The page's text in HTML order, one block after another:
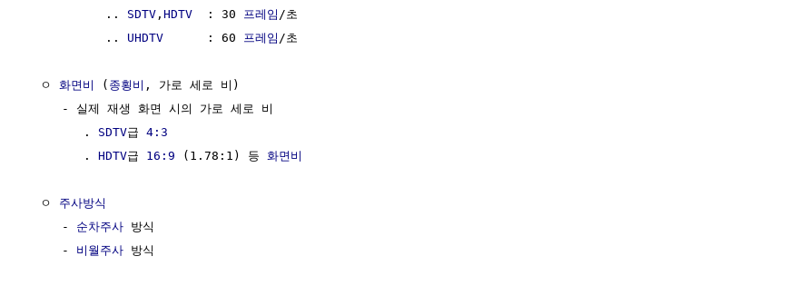
           ..
SDTV , HDTV
  : 30
프레임 /초
           ..
UHDTV
      : 60
프레임 /초
  ㅇ
화면비 ( 종횡비 , 가로 세로 비)
     - 실제 재생 화면 시의 가로 세로 비
        .
SDTV급 4:3
        .
HDTV급 16:9 (1.78:1) 등 화면비
  ㅇ
주사방식
     -
순차주사 방식
     -
비월주사 방식